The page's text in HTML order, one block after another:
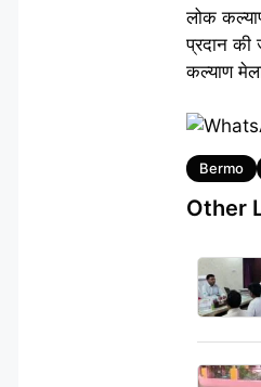
लोक
प्रदान की
कल्याण
Tags
Bermo
Other